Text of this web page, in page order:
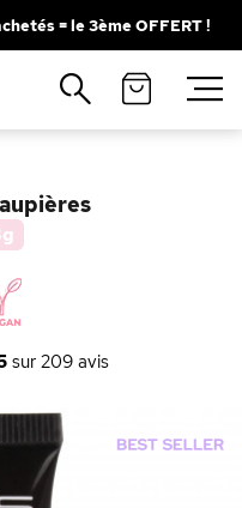
= le 3ème OFFERT !
sur 209 avis
Fermer